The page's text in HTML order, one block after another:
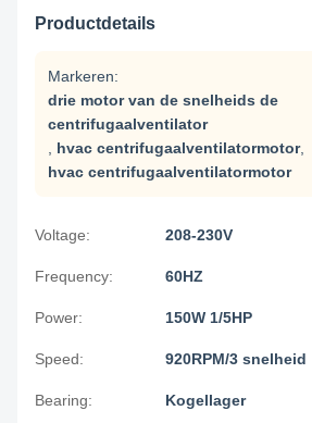
Productdetails
Markeren:
drie motor van de snelheids de
centrifugaalventilator
hvac centrifugaalventilatormotor,
hvac centrifugaalventilatormotor
Voltage: 208-230V
Frequency: 60HZ
Power: 150W 1/5HP
Speed: 920RPM/3 snelheid
Bearing: Kogellager